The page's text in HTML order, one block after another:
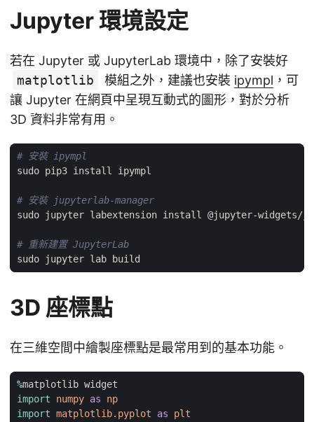
Jupyter 環境設定
若在 Jupyter 或 JupyterLab 環境中，除了安裝好
matplotlib
模組之外，建議也安裝 ipympl ，可
讓 Jupyter 在網頁中呈現互動式的圖形，對於分析
3D 資料非常有用。
# 安裝 ipympl
# 安裝 jupyterlab-manager
# 重新建置 JupyterLab
3D 座標點
在三維空間中繪製座標點是最常用到的基本功能。
%matplotlib widget
import
numpy as
np
import matplotlib.pyplot as plt